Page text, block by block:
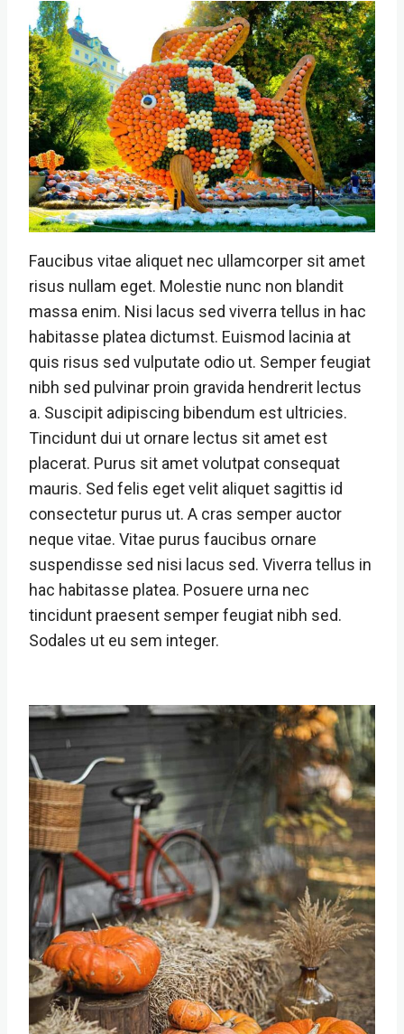
Faucibus vitae aliquet nec ullamcorper sit amet
risus nullam eget. Molestie nunc non blandit
massa enim. Nisi lacus sed viverra tellus in hac
habitasse platea dictumst. Euismod lacinia at
quis risus sed vulputate odio ut. Semper feugiat
nibh sed pulvinar proin gravida hendrerit lectus
a. Suscipit adipiscing bibendum est ultricies.
Tincidunt dui ut ornare lectus sit amet est
placerat. Purus sit amet volutpat consequat
mauris. Sed felis eget velit aliquet sagittis id
consectetur purus ut. A cras semper auctor
neque vitae. Vitae purus faucibus ornare
suspendisse sed nisi lacus sed. Viverra tellus in
hac habitasse platea. Posuere urna nec
tincidunt praesent semper feugiat nibh sed.
Sodales ut eu sem integer.